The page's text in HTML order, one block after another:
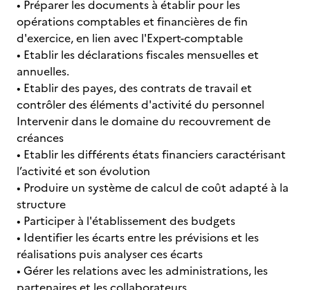
• Préparer les documents à établir pour les
opérations comptables et financières de fin
d'exercice, en lien avec l'Expert-comptable
• Etablir les déclarations fiscales mensuelles et
annuelles.
• Etablir des payes, des contrats de travail et
contrôler des éléments d'activité du personnel
Intervenir dans le domaine du recouvrement de
créances
• Etablir les différents états financiers caractérisant
l’activité et son évolution
• Produire un système de calcul de coût adapté à la
structure
• Participer à l'établissement des budgets
• Identifier les écarts entre les prévisions et les
réalisations puis analyser ces écarts
• Gérer les relations avec les administrations, les